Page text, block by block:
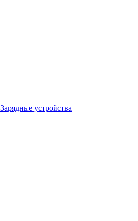
Зарядные устройства